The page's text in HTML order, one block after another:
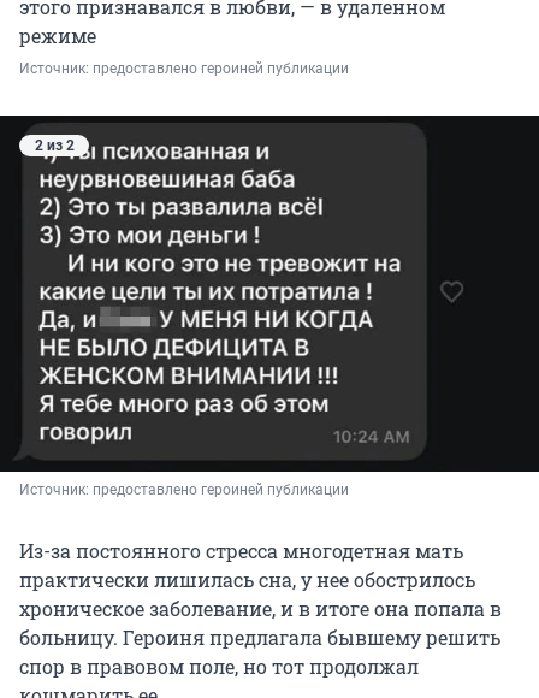
этого признавался в любви, — в удаленном
режиме
Источник: предоставлено героиней публикации
2 из 2
Источник: предоставлено героиней публикации
Из-за постоянного стресса многодетная мать
практически лишилась сна, у нее обострилось
хроническое заболевание, и в итоге она попала в
больницу. Героиня предлагала бывшему решить
спор в правовом поле, но тот продолжал